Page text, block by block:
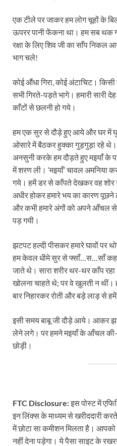
एक टीले पर जाकर हम लोग चूहों के
ऊपरर पानी फेंकना था। हम सब
रक्षा के लिए शिव जी का साँप निकल
भाग चले!
कोई औंधा गिरा, कोई अंटाचिट।
सभी गिरते-पड़ते भागे। हमारी सारी
काँटों से छलनी हो गये।
हम एक सुर से दौड़े हुए आये और घर में
ओसारे में बैठकर हुक्का गुड़गुड़ा रहे थे।
अनसुनी करके हम दौड़ते हुए मइयाँ के
में शरण ली। ‘मइयाँ’ चावल अमनिया
गये। हमें डर से काँपते देखकर वह शोर
अधीर होकर हमारे भय का कारण
और कभी हमारे अंगों को अपने आँचल
पड़ गयी।
झटपट हल्दी पीसकर हमारे घावों पर
हम केवल धीमे सुर से फ्साँ…स…साँ
जाते थे। सारा शरीर थर-थर काँप
खोलना चाहते थे; पर वे खुलती न थीं।
बार निहारकर रोती और बड़े लाड़ से
इसी समय बाबू जी दौड़े आये। आकर
लेने लगे। पर हमने मइयाँ के आँचल की-
छोड़ी।
FTC Disclosure:इस पोस्ट में
इन लिंक्स के माध्यम से खरीददारी
में छोटा सा कमीशन मिलता है।
नहीं देना पड़ेगा। ये पैसा साइट के